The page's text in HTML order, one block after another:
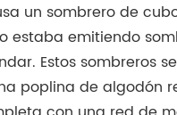
un sombrero de
estaba emitiendo
Estos sombreros
poplina de algodón